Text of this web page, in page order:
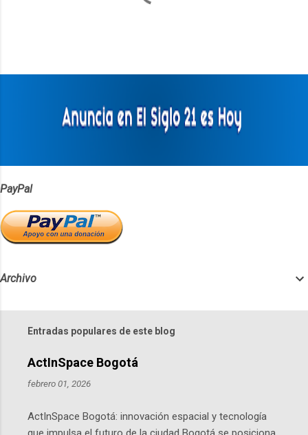
PayPal
Archivo
Entradas populares de este blog
ActInSpace Bogotá
febrero 01, 2026
ActInSpace Bogotá: innovación espacial y tecnología